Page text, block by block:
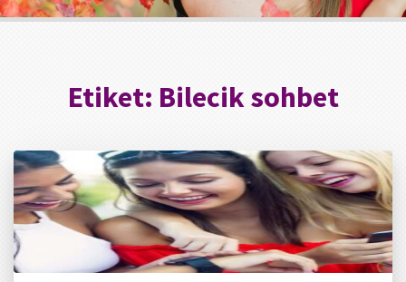
Etiket: Bilecik sohbet